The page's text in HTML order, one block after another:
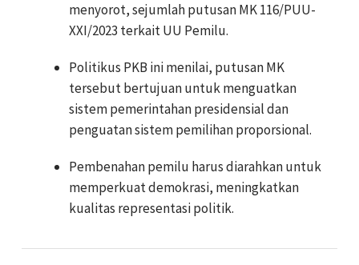
menyorot, sejumlah putusan MK 116/PUU-
XXI/2023 terkait UU Pemilu.
Politikus PKB ini menilai, putusan MK
tersebut bertujuan untuk menguatkan
sistem pemerintahan presidensial dan
penguatan sistem pemilihan proporsional.
Pembenahan pemilu harus diarahkan untuk
memperkuat demokrasi, meningkatkan
kualitas representasi politik.